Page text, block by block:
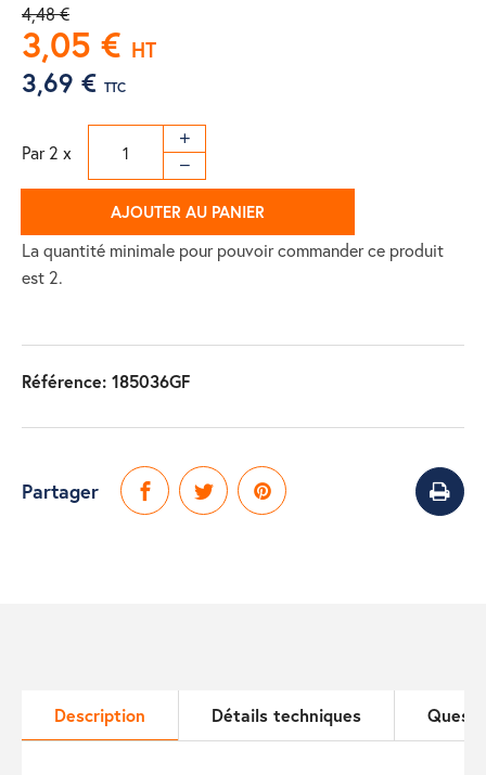
4,48 €
3,05 € HT
3,69 € TTC
Par 2 x
AJOUTER AU PANIER
La quantité minimale pour pouvoir commander ce produit
est 2.
Référence: 185036GF
Partager
Description Détails techniques